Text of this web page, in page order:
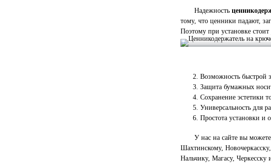
Надежность
тому, что ценники падают,
Поэтому при установке
Возможность быстрой
Защита бумажных
Сохранение эстетики
Универсальность для
Простота установки и
У нас на сайте вы
Шахтинскому,
Нальчику, Магасу, Черкесску